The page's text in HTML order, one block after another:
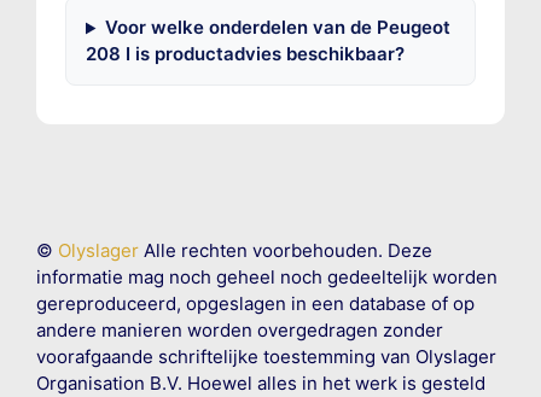
Voor welke onderdelen van de Peugeot
208 I is productadvies beschikbaar?
© OlyslagerAlle rechten voorbehouden. Deze
informatie mag noch geheel noch gedeeltelijk worden
gereproduceerd, opgeslagen in een database of op
andere manieren worden overgedragen zonder
voorafgaande schriftelijke toestemming van Olyslager
Organisation B.V. Hoewel alles in het werk is gesteld